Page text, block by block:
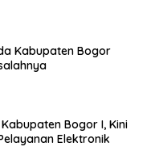
Kabupaten Bogor
Bogor I, Kini
Elektronik